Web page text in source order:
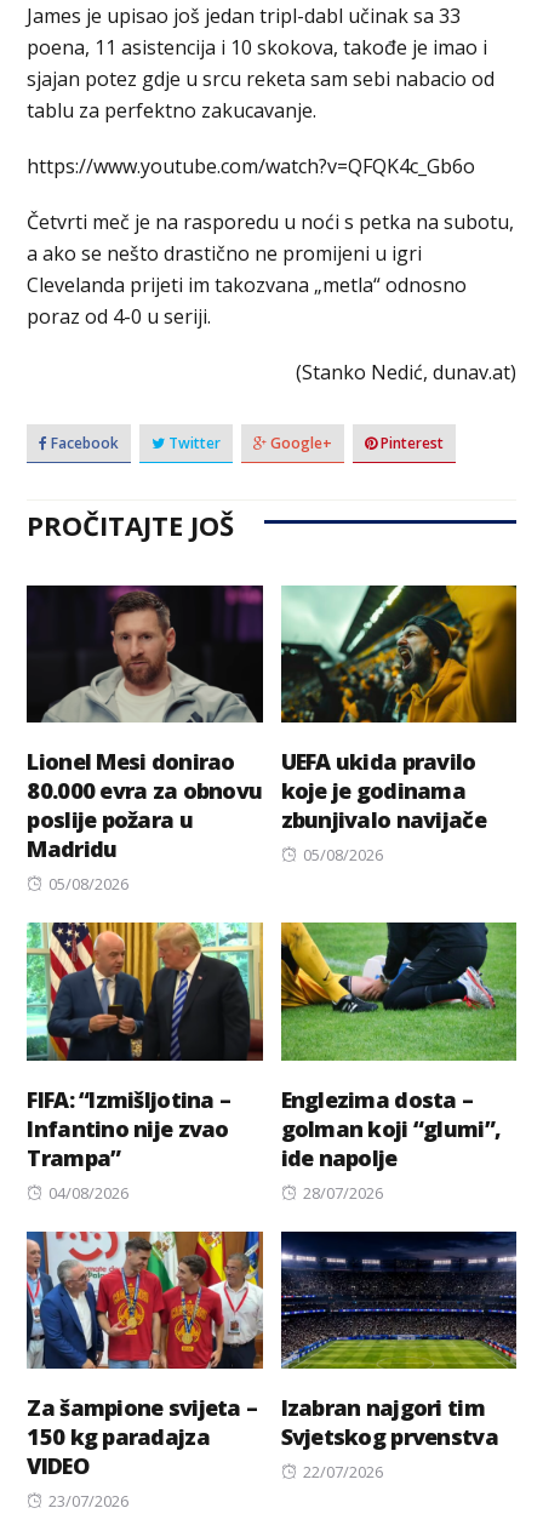
James je upisao još jedan tripl-dabl učinak sa 33
poena, 11 asistencija i 10 skokova, takođe je imao i
sjajan potez gdje u srcu reketa sam sebi nabacio od
tablu za perfektno zakucavanje.
https://www.youtube.com/watch?v=QFQK4c_Gb6o
Četvrti meč je na rasporedu u noći s petka na subotu,
a ako se nešto drastično ne promijeni u igri
Clevelanda prijeti im takozvana „metla“ odnosno
poraz od 4-0 u seriji.
(Stanko Nedić, dunav.at)
Facebook Twitter Google+ Pinterest
PROČITAJTE JOŠ
Lionel Mesi donirao
80.000 evra za obnovu
poslije požara u
Madridu
Posted
05/08/2026
UEFA ukida pravilo
koje je godinama
zbunjivalo navijače
Posted
05/08/2026
FIFA: “Izmišljotina –
Infantino nije zvao
Trampa”
Posted
04/08/2026
Englezima dosta –
golman koji “glumi”,
ide napolje
Posted
28/07/2026
Za šampione svijeta –
150 kg paradajza
VIDEO
Posted
23/07/2026
Izabran najgori tim
Svjetskog prvenstva
Posted
22/07/2026